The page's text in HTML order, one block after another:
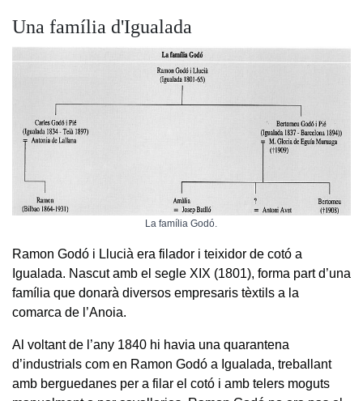
Una família d'Igualada
La família Godó.
Ramon Godó i Llucià era filador i teixidor de cotó a
Igualada. Nascut amb el segle XIX (1801), forma part d’una
família que donarà diversos empresaris tèxtils a la
comarca de l’Anoia.
Al voltant de l’any 1840 hi havia una quarantena
d’industrials com en Ramon Godó a Igualada, treballant
amb berguedanes per a filar el cotó i amb telers moguts